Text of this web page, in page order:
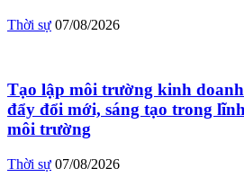
Thời sự 07/08/2026
Tạo lập môi trường kinh
đẩy đổi mới, sáng tạo trong
môi trường
Thời sự 07/08/2026